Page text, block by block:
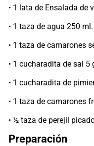
• 1 lata de Ensalada de
• 1 taza de agua 250 ml.
• 1 taza de camarones
• 1 cucharadita de sal 5
• 1 cucharadita de
• 1 taza de camarones
• ½ taza de perejil
Preparación